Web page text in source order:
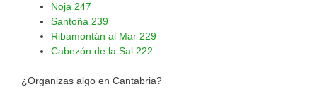
Noja 247
Santoña 239
Ribamontán al Mar 229
Cabezón de la Sal 222
¿Organizas algo en Cantabria?